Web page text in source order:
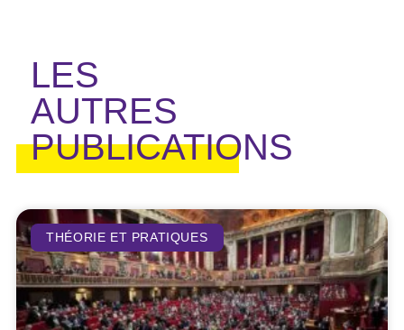
LES
AUTRES
PUBLICATIONS
THÉORIE ET PRATIQUES